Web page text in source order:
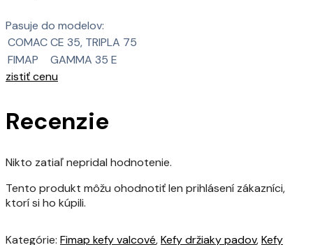
Pasuje do modelov:
COMACCE 35, TRIPLA 75
FIMAP
GAMMA 35 E
zistiť cenu
Recenzie
Nikto zatiaľ nepridal hodnotenie.
Tento produkt môžu ohodnotiť len prihlásení zákazníci,
ktorí si ho kúpili.
Kategórie: Fimap kefy valcové,Kefy držiaky padov,Kefy